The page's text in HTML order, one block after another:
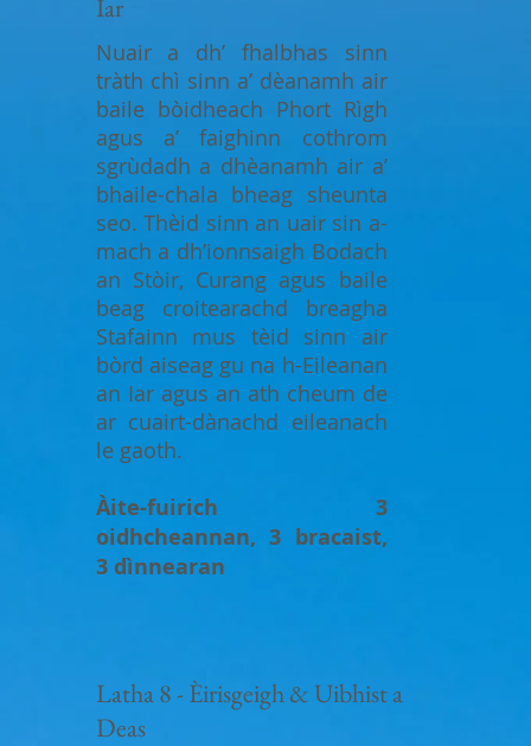
Iar
Nuair a dh’ fhalbhas sinn
tràth chì sinn a’ dèanamh air
baile bòidheach Phort Rìgh
agus a’ faighinn cothrom
sgrùdadh a dhèanamh air a’
bhaile-chala bheag sheunta
seo. Thèid sinn an uair sin a-
mach a dh’ionnsaigh Bodach
an Stòir, Curang agus baile
beag croitearachd breagha
Stafainn mus tèid sinn air
bòrd aiseag gu na h-Eileanan
an Iar agus an ath cheum de
ar cuairt-dànachd eileanach
le gaoth.
Àite-fuirich 3
oidhcheannan, 3 bracaist,
3 dìnnearan
Latha 8 - Èirisgeigh & Uibhist a
Deas